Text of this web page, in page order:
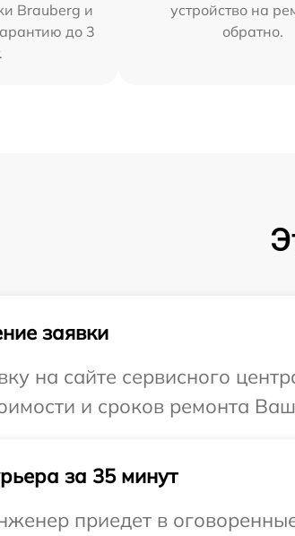
Brauberg и
до 3
устройство на
обратно.
заявки
на сайте сервисного
и сроков ремонта
за 35 минут
приедет в